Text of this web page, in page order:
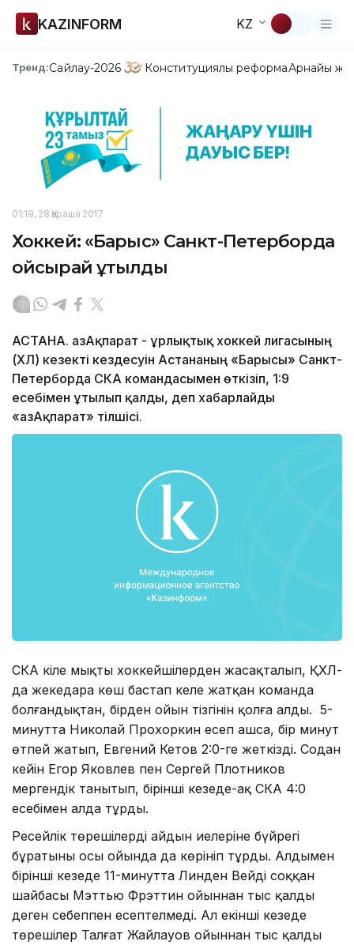
KAZINFORM KZ
Тренд:Сайлау-2026 Конституциялық реформаАрнайы
01:19, 28 Қараша 2017
Хоккей: «Барыс» Санкт-Петерборда
ойсырай ұтылды
АСТАНА. ҚазАқпарат - Құрлықтық хоккей лигасының
(ҚХЛ) кезекті кездесуін Астананың «Барысы» Санкт-
Петерборда СКА командасымен өткізіп, 1:9
есебімен ұтылып қалды, деп хабарлайды
«ҚазАқпарат» тілшісі.
СКА кілең мықты хоккейшілерден жасақталып, ҚХЛ-
да жекедара көш бастап келе жатқан команда
болғандықтан, бірден ойын тізгінін қолға алды. 5-
минутта Николай Прохоркин есеп ашса, бір минут
өтпей жатып, Евгений Кетов 2:0-ге жеткізді. Содан
кейін Егор Яковлев пен Сергей Плотников
мергендік танытып, бірінші кезеңде-ақ СКА 4:0
есебімен алда тұрды.
Ресейлік төрешілердің айдын иелеріне бүйрегі
бұратыны осы ойында да көрініп тұрды. Алдымен
бірінші кезеңде 11-минутта Линден Вейдің соққан
шайбасы Мэттью Фрэттин ойыннан тыс қалды
деген себеппен есептелмеді. Ал екінші кезеңде
төрешілер Талғат Жайлауов ойыннан тыс қалды